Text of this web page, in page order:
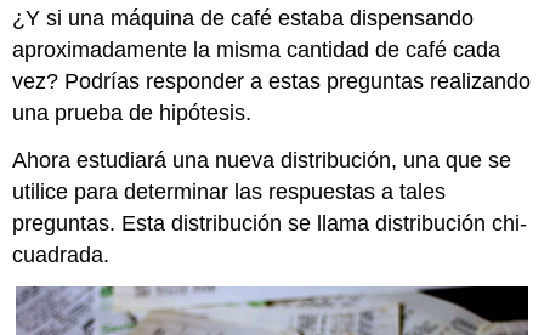
¿Y si una máquina de café estaba dispensando
aproximadamente la misma cantidad de café cada
vez? Podrías responder a estas preguntas realizando
una prueba de hipótesis.
Ahora estudiará una nueva distribución, una que se
utilice para determinar las respuestas a tales
preguntas. Esta distribución se llama distribución chi-
cuadrada.